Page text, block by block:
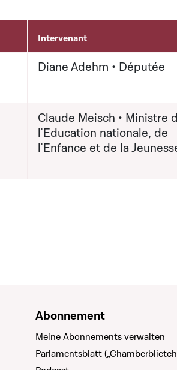
Intervenant
Diane Adehm • Députée
Claude Meisch • Ministre
l'Education nationale, de
l'Enfance et de la
Abonnement
Meine Abonnements verwalten
Parlamentsblatt